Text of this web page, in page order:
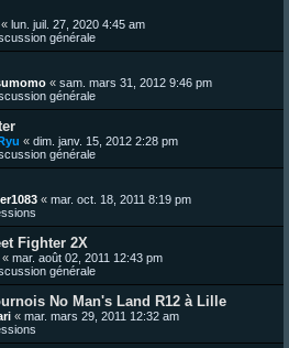
« lun. juil. 27, 2020 4:45 am
générale
« sam. mars 31, 2012 9:46 pm
générale
« dim. janv. 15, 2012 2:28 pm
générale
« mar. oct. 18, 2011 8:19 pm
Fighter 2X
« mar. août 02, 2011 12:43 pm
générale
No Man's Land R12 à Lille
« mar. mars 29, 2011 12:32 am